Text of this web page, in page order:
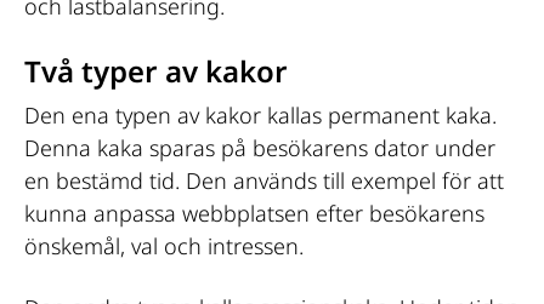
och lastbalansering.
Två typer av kakor
Den ena typen av kakor kallas permanent kaka.
Denna kaka sparas på besökarens dator under
en bestämd tid. Den används till exempel för att
kunna anpassa webbplatsen efter besökarens
önskemål, val och intressen.